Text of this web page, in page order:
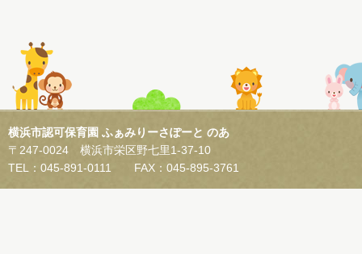
横浜市認可保育園 ふぁみりーさぽーと のあ
〒247-0024 横浜市栄区野七里1-37-10
TEL：045-891-0111 FAX：045-895-3761